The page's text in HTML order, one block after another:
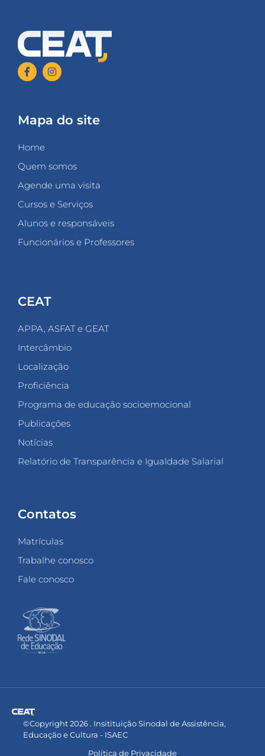
Mapa do site
Home
Quem somos
Agende uma visita
Cursos e Serviços
Alunos e responsáveis
Funcionários e Professores
CEAT
APPA, ASFAT e GEAT
Intercâmbio
Localização
Proficiência
Programa de educação socioemocional
Publicações
Notícias
Relatório de Transparência e Igualdade Salarial
Contatos
Matrículas
Trabalhe conosco
Fale conosco
©Copyright 2026 . Insitituição Sinodal de Assistência,
Educação e Cultura - ISAEC
Política de Privacidade